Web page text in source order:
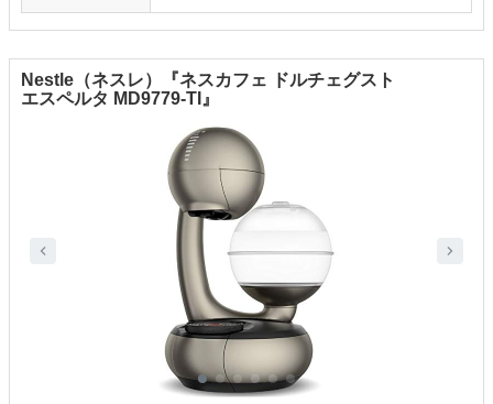
Nestle（ネスレ）『ネスカフェ ドルチェグスト
エスペルタ MD9779-TI』